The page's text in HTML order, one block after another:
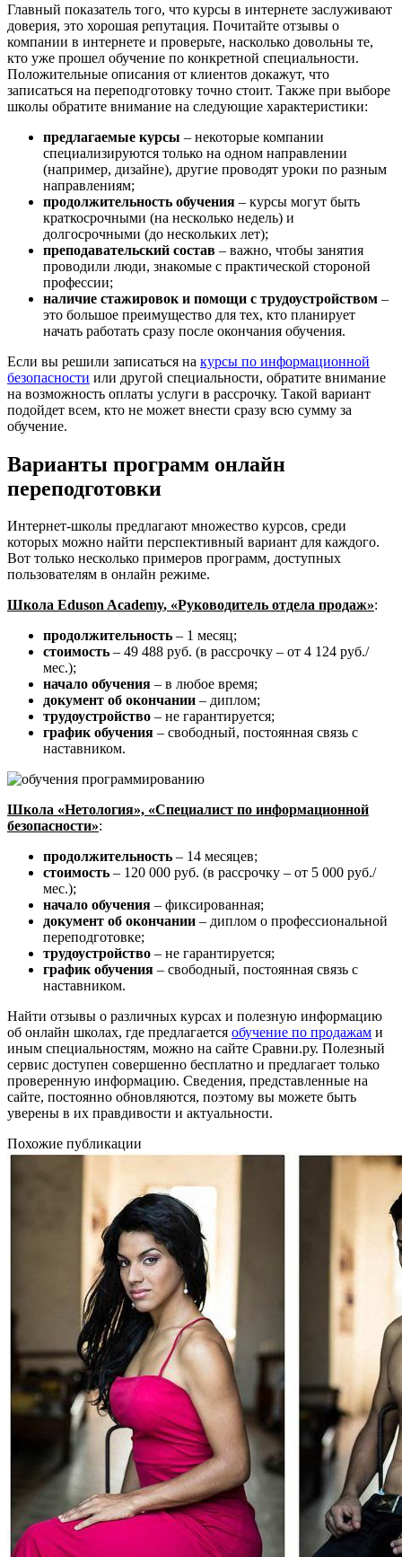
Главный показатель того, что курсы в интернете заслуживают
доверия, это хорошая репутация. Почитайте отзывы о
компании в интернете и проверьте, насколько довольны те,
кто уже прошел обучение по конкретной специальности.
Положительные описания от клиентов докажут, что
записаться на переподготовку точно стоит. Также при выборе
школы обратите внимание на следующие характеристики:
предлагаемые курсы – некоторые компании
специализируются только на одном направлении
(например, дизайне), другие проводят уроки по разным
направлениям;
продолжительность обучения – курсы могут быть
краткосрочными (на несколько недель) и
долгосрочными (до нескольких лет);
преподавательский состав – важно, чтобы занятия
проводили люди, знакомые с практической стороной
профессии;
наличие стажировок и помощи с трудоустройством –
это большое преимущество для тех, кто планирует
начать работать сразу после окончания обучения.
Если вы решили записаться на курсы по информационной
безопасности или другой специальности, обратите внимание
на возможность оплаты услуги в рассрочку. Такой вариант
подойдет всем, кто не может внести сразу всю сумму за
обучение.
Варианты программ онлайн
переподготовки
Интернет-школы предлагают множество курсов, среди
которых можно найти перспективный вариант для каждого.
Вот только несколько примеров программ, доступных
пользователям в онлайн режиме.
Школа EdusonAcademy, «Руководитель отдела продаж»:
продолжительность – 1 месяц;
стоимость – 49 488 руб. (в рассрочку – от 4 124 руб./
мес.);
начало обучения – в любое время;
документ об окончании – диплом;
трудоустройство – не гарантируется;
график обучения – свободный, постоянная связь с
наставником.
Школа «Нетология», «Специалист по информационной
безопасности»:
продолжительность – 14 месяцев;
стоимость – 120 000 руб. (в рассрочку – от 5 000 руб./
мес.);
начало обучения – фиксированная;
документ об окончании – диплом о профессиональной
переподготовке;
трудоустройство – не гарантируется;
график обучения – свободный, постоянная связь с
наставником.
Найти отзывы о различных курсах и полезную информацию
об онлайн школах, где предлагается обучение по продажам и
иным специальностям, можно на сайте Сравни.ру. Полезный
сервис доступен совершенно бесплатно и предлагает только
проверенную информацию. Сведения, представленные на
сайте, постоянно обновляются, поэтому вы можете быть
уверены в их правдивости и актуальности.
Похожие публикации